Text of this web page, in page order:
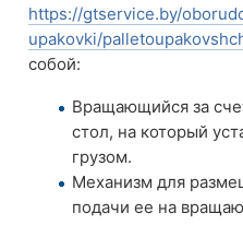
https://gtservice.by/
upakovki/
собой:
Вращающийся за
стол, на который
грузом.
Механизм для
подачи ее на